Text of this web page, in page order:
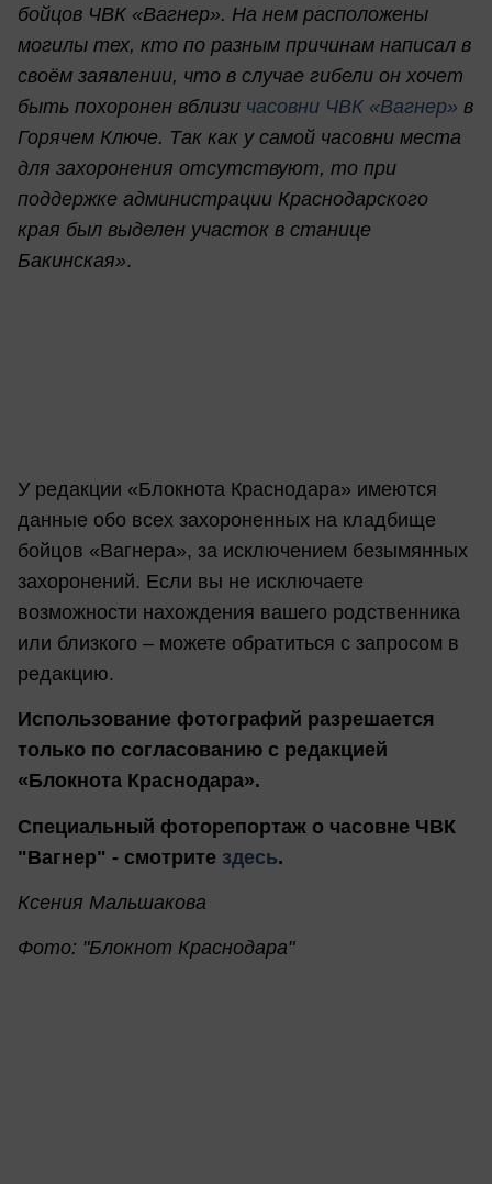
бойцов ЧВК «Вагнер». На нем расположены
могилы тех, кто по разным причинам написал в
своём заявлении, что в случае гибели он хочет
быть похоронен вблизи часовни ЧВК «Вагнер» в
Горячем Ключе. Так как у самой часовни места
для захоронения отсутствуют, то при
поддержке администрации Краснодарского
края был выделен участок в станице
Бакинская».
У редакции «Блокнота Краснодара» имеются
данные обо всех захороненных на кладбище
бойцов «Вагнера», за исключением безымянных
захоронений. Если вы не исключаете
возможности нахождения вашего родственника
или близкого – можете обратиться с запросом в
редакцию.
Использование фотографий разрешается
только по согласованию с редакцией
«Блокнота Краснодара».
Специальный фоторепортаж о часовне ЧВК
"Вагнер" - смотрите здесь.
Ксения Мальшакова
Фото: "Блокнот Краснодара"